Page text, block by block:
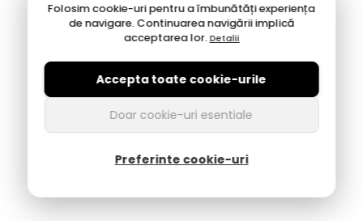
Folosim cookie-uri pentru a îmbunătăți experiența
de navigare. Continuarea navigării implică
acceptarea lor.Detalii
Accepta toate cookie-urile
Doar cookie-uri esentiale
Preferinte cookie-uri